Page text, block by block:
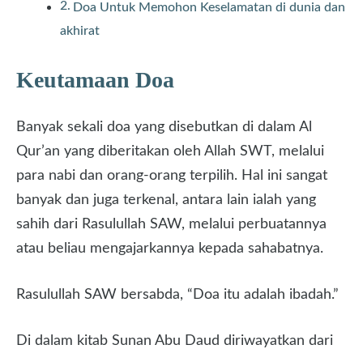
Doa Untuk Memohon Keselamatan di dunia dan
akhirat
Keutamaan Doa
Banyak sekali doa yang disebutkan di dalam Al
Qur’an yang diberitakan oleh Allah SWT, melalui
para nabi dan orang-orang terpilih. Hal ini sangat
banyak dan juga terkenal, antara lain ialah yang
sahih dari Rasulullah SAW, melalui perbuatannya
atau beliau mengajarkannya kepada sahabatnya.
Rasulullah SAW bersabda, “Doa itu adalah ibadah.”
Di dalam kitab Sunan Abu Daud diriwayatkan dari